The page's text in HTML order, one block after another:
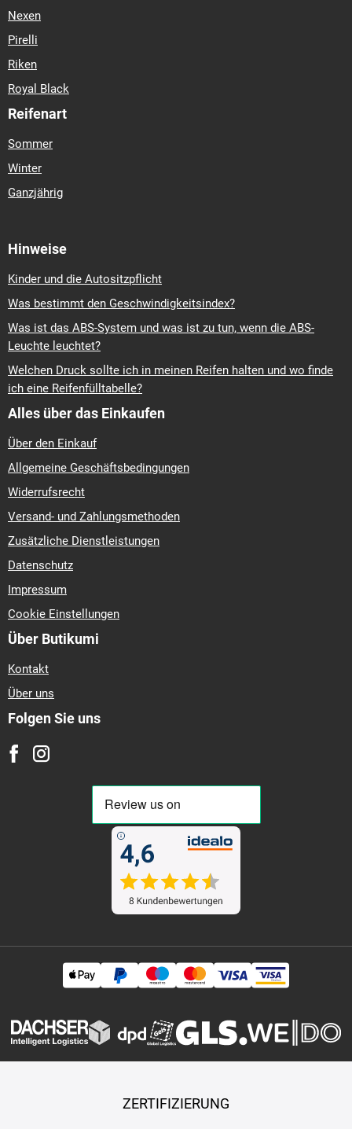
Nexen
Pirelli
Riken
Royal Black
Reifenart
Sommer
Winter
Ganzjährig
Hinweise
Kinder und die Autositzpflicht
Was bestimmt den Geschwindigkeitsindex?
Was ist das ABS-System und was ist zu tun, wenn die ABS-
Leuchte leuchtet?
Welchen Druck sollte ich in meinen Reifen halten und wo finde
ich eine Reifenfülltabelle?
Alles über das Einkaufen
Über den Einkauf
Allgemeine Geschäftsbedingungen
Widerrufsrecht
Versand- und Zahlungsmethoden
Zusätzliche Dienstleistungen
Datenschutz
Impressum
Cookie Einstellungen
Über Butikumi
Kontakt
Über uns
Folgen Sie uns
ZERTIFIZIERUNG